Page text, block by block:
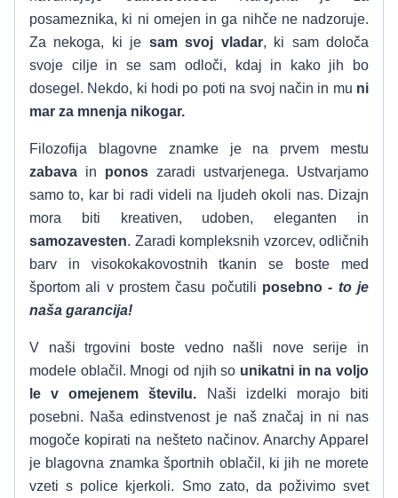
posameznika, ki ni omejen in ga nihče ne nadzoruje.
Za nekoga, ki je sam svoj vladar, ki sam določa
svoje cilje in se sam odloči, kdaj in kako jih bo
dosegel. Nekdo, ki hodi po poti na svoj način in mu ni
mar za mnenja nikogar.
Filozofija blagovne znamke je na prvem mestu
zabava in ponos zaradi ustvarjenega. Ustvarjamo
samo to, kar bi radi videli na ljudeh okoli nas. Dizajn
mora biti kreativen, udoben, eleganten in
samozavesten. Zaradi kompleksnih vzorcev, odličnih
barv in visokokakovostnih tkanin se boste med
športom ali v prostem času počutili posebno - to je
naša garancija!
V naši trgovini boste vedno našli nove serije in
modele oblačil. Mnogi od njih so unikatni in na voljo
le v omejenem številu. Naši izdelki morajo biti
posebni. Naša edinstvenost je naš značaj in ni nas
mogoče kopirati na nešteto načinov. Anarchy Apparel
je blagovna znamka športnih oblačil, ki jih ne morete
vzeti s police kjerkoli. Smo zato, da poživimo svet